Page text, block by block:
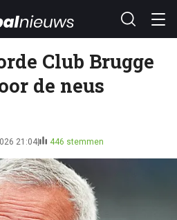
Club Brugge
de neus
21:04 446 stemmen